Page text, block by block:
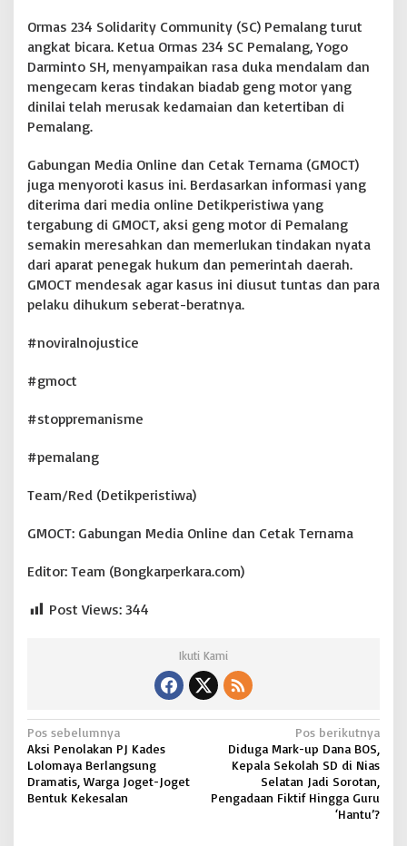
a
k
a
n
y
a
Ormas 234 Solidarity Community (SC) Pemalang turut
angkat bicara. Ketua Ormas 234 SC Pemalang, Yogo
Darminto SH, menyampaikan rasa duka mendalam dan
mengecam keras tindakan biadab geng motor yang
dinilai telah merusak kedamaian dan ketertiban di
Pemalang.
Gabungan Media Online dan Cetak Ternama (GMOCT)
juga menyoroti kasus ini. Berdasarkan informasi yang
diterima dari media online Detikperistiwa yang
tergabung di GMOCT, aksi geng motor di Pemalang
semakin meresahkan dan memerlukan tindakan nyata
dari aparat penegak hukum dan pemerintah daerah.
GMOCT mendesak agar kasus ini diusut tuntas dan para
pelaku dihukum seberat-beratnya.
#noviralnojustice
#gmoct
#stoppremanisme
#pemalang
Team/Red (Detikperistiwa)
GMOCT: Gabungan Media Online dan Cetak Ternama
Editor: Team (Bongkarperkara.com)
Post Views: 344
Ikuti Kami
N
a
v
Pos sebelumnya
Aksi Penolakan PJ Kades
Lolomaya Berlangsung
Dramatis, Warga Joget-Joget
Bentuk Kekesalan
Pos berikutnya
Diduga Mark-up Dana BOS,
Kepala Sekolah SD di Nias
Selatan Jadi Sorotan,
Pengadaan Fiktif Hingga Guru
‘Hantu’?